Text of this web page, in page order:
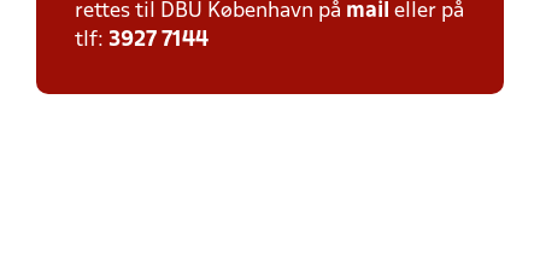
rettes til DBU København på mail eller på
tlf: 3927 7144